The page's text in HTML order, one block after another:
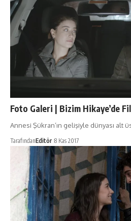
Foto Galeri | Bizim Hikaye’de
Annesi Şükran’ın gelişiyle dünyası alt
TarafındanEditör 8 Kas 2017